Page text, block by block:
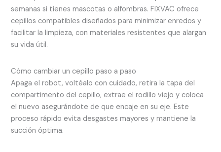
semanas si tienes mascotas o alfombras. FIXVAC ofrece
cepillos compatibles diseñados para minimizar enredos y
facilitar la limpieza, con materiales resistentes que alargan
su vida útil.
Cómo cambiar un cepillo paso a paso
Apaga el robot, voltéalo con cuidado, retira la tapa del
compartimento del cepillo, extrae el rodillo viejo y coloca
el nuevo asegurándote de que encaje en su eje. Este
proceso rápido evita desgastes mayores y mantiene la
succión óptima.